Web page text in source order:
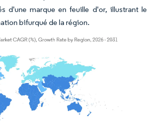
d'une marque en feuille d'or, illustrant le
bifurqué de la région.